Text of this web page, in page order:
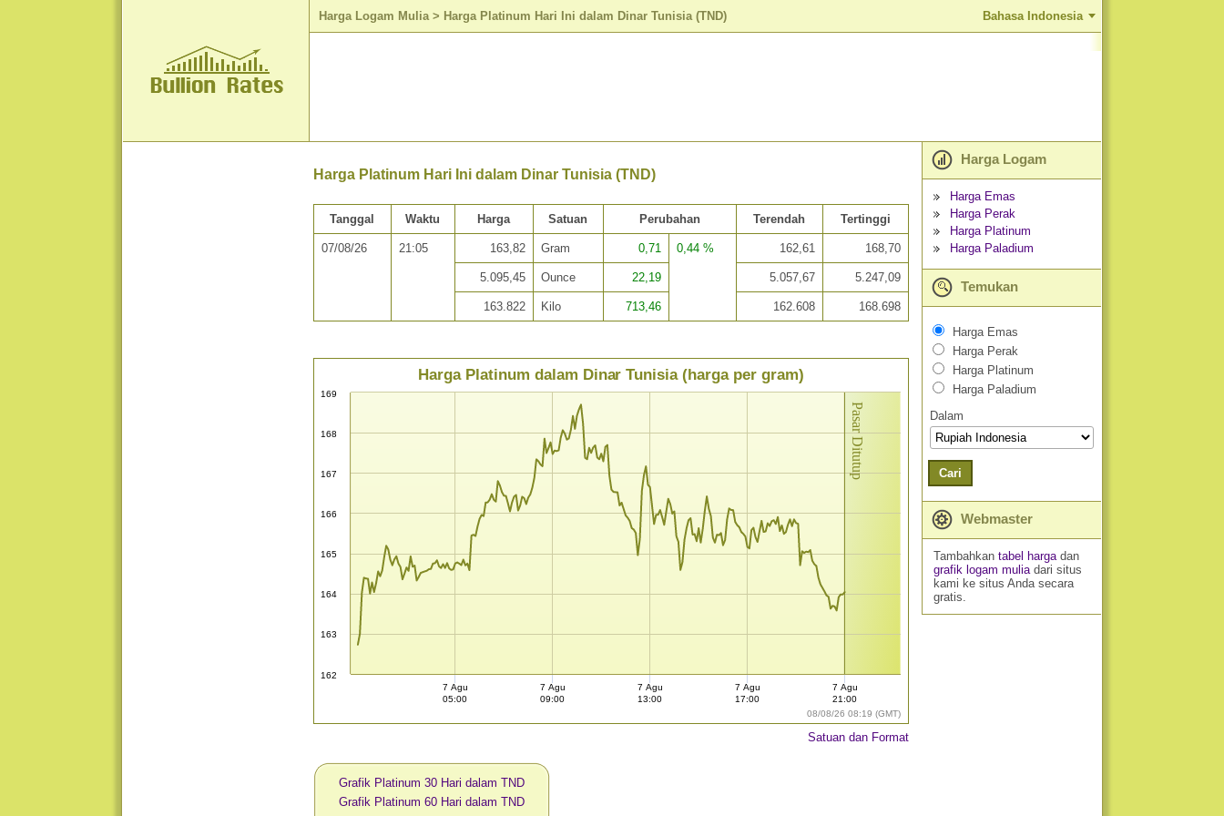
Harga Logam Mulia > Harga Platinum Hari Ini dalam Dinar Tunisia (TND) Bahasa Indonesia
Harga Platinum Hari Ini dalam Dinar Tunisia (TND)
Tanggal Waktu Harga Satuan Perubahan Terendah Tertinggi
07/08/26 21:05 163,82 Gram 0,71 0,44 % 162,61 168,70
5.095,45 Ounce 22,19 5.057,67 5.247,09
163.822 Kilo 713,46 162.608 168.698
Pasar Ditutup
08/08/26 08:19 (GMT)
Harga Platinum dalam Dinar Tunisia (harga per gram)
162
163
164
165
166
167
168
169
7 Agu
05:00
7 Agu
09:00
7 Agu
13:00
7 Agu
17:00
7 Agu
21:00
Satuan dan Format
Grafik Platinum 30 Hari dalam TND
Grafik Platinum 60 Hari dalam TND
Harga Logam
Harga Emas
Harga Perak
Harga Platinum
Harga Paladium
Temukan
Harga Emas
Harga Perak
Harga Platinum
Harga Paladium
Dalam
Cari
Webmaster
Tambahkan tabel hargadan
grafik logam muliadari situs
kami ke situs Anda secara
gratis.